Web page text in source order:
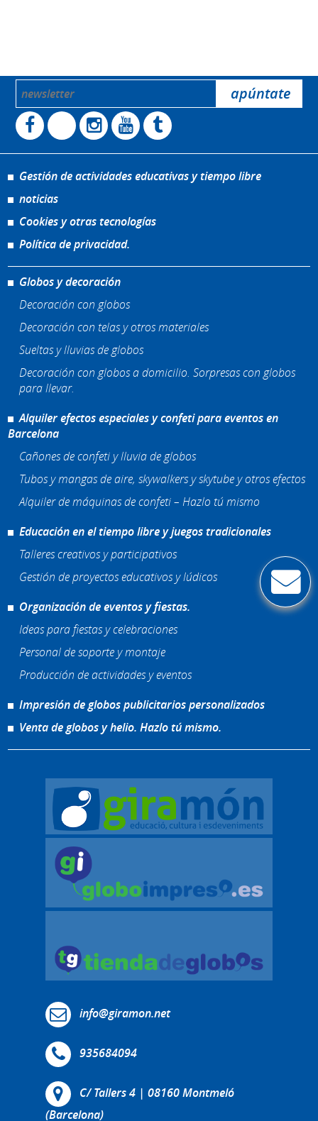
Gestión de actividades educativas y tiempo libre
noticias
Cookies y otras tecnologías
Política de privacidad.
Globos y decoración
Decoración con globos
Decoración con telas y otros materiales
Sueltas y lluvias de globos
Decoración con globos a domicilio. Sorpresas con globos
para llevar.
Alquiler efectos especiales y confeti para eventos en
Barcelona
Cañones de confeti y lluvia de globos
Tubos y mangas de aire, skywalkers y skytube y otros efectos
Alquiler de máquinas de confeti – Hazlo tú mismo
Educación en el tiempo libre y juegos tradicionales
Talleres creativos y participativos
Gestión de proyectos educativos y lúdicos
Organización de eventos y fiestas.
Ideas para fiestas y celebraciones
Personal de soporte y montaje
Producción de actividades y eventos
Impresión de globos publicitarios personalizados
Venta de globos y helio. Hazlo tú mismo.
info@giramon.net
935684094
C/ Tallers 4 | 08160 Montmeló
(Barcelona)